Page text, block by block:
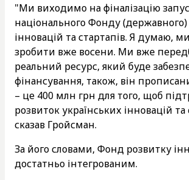
"Ми виходимо на фіналізацію
національного Фонду
інновацій та стартапів. Я думаю,
зробити вже восени. Ми вже
реальний ресурс, який буде
фінансування, також, він
– це 400 млн грн для того, щоб
розвиток українських інновацій та
сказав Гройсман.
За його словами, Фонд розвитку
достатньо інтегрованим.